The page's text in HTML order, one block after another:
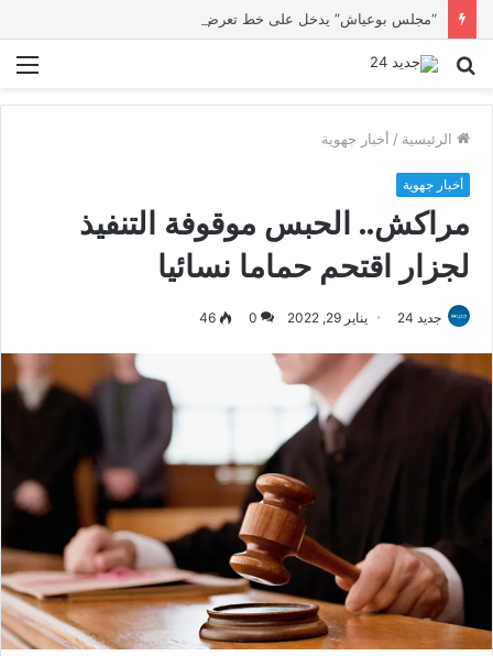
بحث
الرئيسية / أخبار جهوية
أخبار جهوية
مراكش.. الحبس موقوفة التنفيذ
لجزار اقتحم حماما نسائيا
جديد 24 يناير 29, 2022 0
46